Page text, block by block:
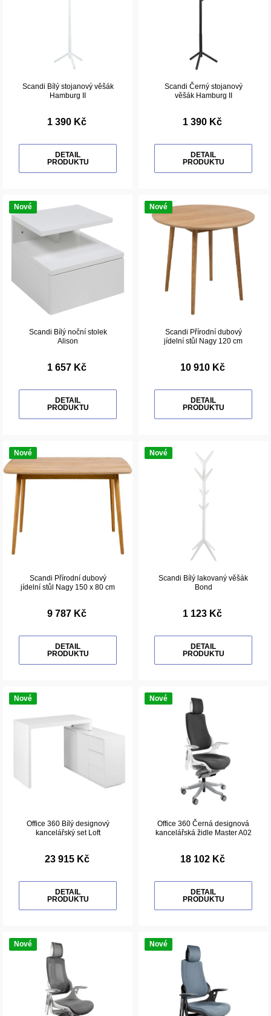
Scandi Bílý stojanový věšák
Hamburg II
1 390 Kč
DETAIL
PRODUKTU
Scandi Černý stojanový
věšák Hamburg II
1 390 Kč
DETAIL
PRODUKTU
Nové
Scandi Bílý noční stolek
Alison
1 657 Kč
DETAIL
PRODUKTU
Nové
Scandi Přírodní dubový
jídelní stůl Nagy 120 cm
10 910 Kč
DETAIL
PRODUKTU
Nové
Scandi Přírodní dubový
jídelní stůl Nagy 150 x 80 cm
9 787 Kč
DETAIL
PRODUKTU
Nové
Scandi Bílý lakovaný věšák
Bond
1 123 Kč
DETAIL
PRODUKTU
Nové
Office 360 Bílý designový
kancelářský set Loft
23 915 Kč
DETAIL
PRODUKTU
Nové
Office 360 Černá designová
kancelářská židle Master A02
18 102 Kč
DETAIL
PRODUKTU
Nové Nové